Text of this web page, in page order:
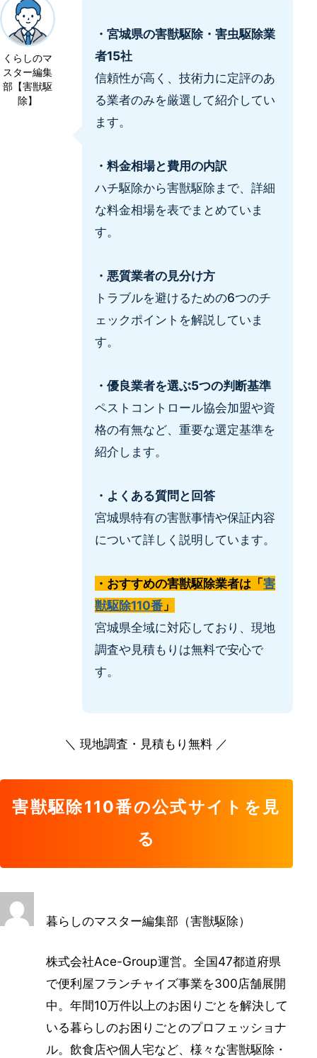
くらしのマ
スター編集
部【害獣駆
除】
・宮城県の害獣駆除・害虫駆除業
者15社
信頼性が高く、技術力に定評のあ
る業者のみを厳選して紹介してい
ます。
・料金相場と費用の内訳
ハチ駆除から害獣駆除まで、詳細
な料金相場を表でまとめていま
す。
・悪質業者の見分け方
トラブルを避けるための6つのチ
ェックポイントを解説していま
す。
・優良業者を選ぶ5つの判断基準
ペストコントロール協会加盟や資
格の有無など、重要な選定基準を
紹介します。
・よくある質問と回答
宮城県特有の害獣事情や保証内容
について詳しく説明しています。
・おすすめの害獣駆除業者は「害
獣駆除110番 」
宮城県全域に対応しており、現地
調査や見積もりは無料で安心で
す。
＼ 現地調査・見積もり無料 ／
害獣駆除110番の公式サイトを見
る
暮らしのマスター編集部（害獣駆除）
株式会社Ace-Group運営。全国47都道府県
で便利屋フランチャイズ事業を300店舗展開
中。年間10万件以上のお困りごとを解決して
いる暮らしのお困りごとのプロフェッショナ
ル。飲食店や個人宅など、様々な害獣駆除・